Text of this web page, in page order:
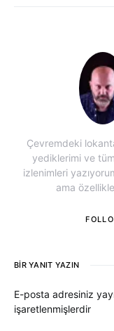
Çevremdeki
yediklerimi ve
izlenimleri
ama
BIR YANIT YAZIN
E-posta adresiniz
işaretlenmişlerdir